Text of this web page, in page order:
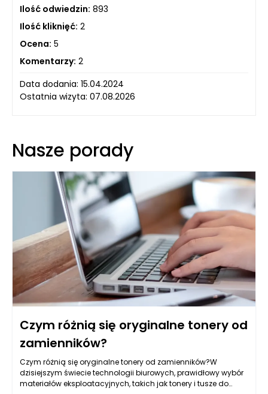
Ilość odwiedzin: 893
Ilość kliknięć: 2
Ocena: 5
Komentarzy: 2
Data dodania: 15.04.2024
Ostatnia wizyta: 07.08.2026
Nasze porady
Czym różnią się oryginalne tonery od
zamienników?
Czym różnią się oryginalne tonery od zamienników?W
dzisiejszym świecie technologii biurowych, prawidłowy wybór
materiałów eksploatacyjnych, takich jak tonery i tusze do